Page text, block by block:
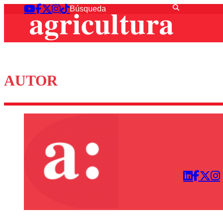
AUTOR